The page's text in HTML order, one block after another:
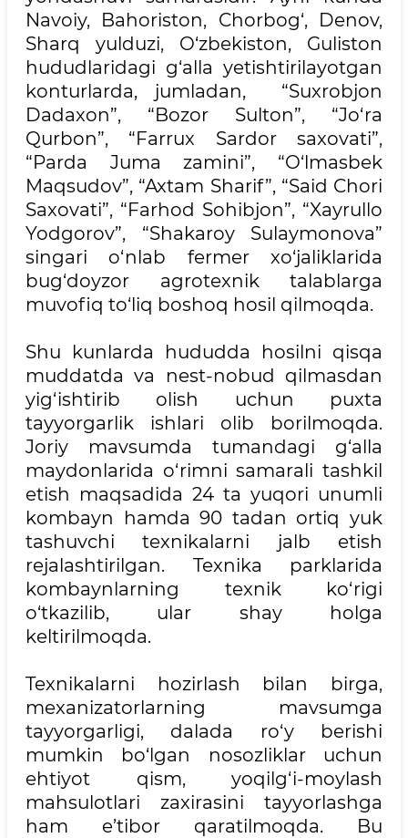
Navoiy, Bahoriston, Chorbog‘, Denov,
Sharq yulduzi, O‘zbekiston, Guliston
hududlaridagi g‘alla yetishtirilayotgan
konturlarda, jumladan, “Suxrobjon
Dadaxon”, “Bozor Sulton”, “Jo‘ra
Qurbon”, “Farrux Sardor saxovati”,
“Parda Juma zamini”, “O‘lmasbek
Maqsudov”, “Axtam Sharif”, “Said Chori
Saxovati”, “Farhod Sohibjon”, “Xayrullo
Yodgorov”, “Shakaroy Sulaymonova”
singari o‘nlab fermer xo‘jaliklarida
bug‘doyzor agrotexnik talablarga
muvofiq to‘liq boshoq hosil qilmoqda.
Shu kunlarda hududda hosilni qisqa
muddatda va nest-nobud qilmasdan
yig‘ishtirib olish uchun puxta
tayyorgarlik ishlari olib borilmoqda.
Joriy mavsumda tumandagi g‘alla
maydonlarida o‘rimni samarali tashkil
etish maqsadida 24 ta yuqori unumli
kombayn hamda 90 tadan ortiq yuk
tashuvchi texnikalarni jalb etish
rejalashtirilgan. Texnika parklarida
kombaynlarning texnik ko‘rigi
o‘tkazilib, ular shay holga
keltirilmoqda.
Texnikalarni hozirlash bilan birga,
mexanizatorlarning mavsumga
tayyorgarligi, dalada ro‘y berishi
mumkin bo‘lgan nosozliklar uchun
ehtiyot qism, yoqilg‘i-moylash
mahsulotlari zaxirasini tayyorlashga
ham e’tibor qaratilmoqda. Bu